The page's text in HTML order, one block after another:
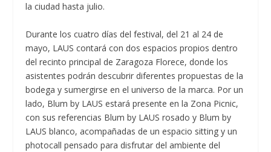
la ciudad hasta julio.
Durante los cuatro días del festival, del 21 al 24 de
mayo, LAUS contará con dos espacios propios dentro
del recinto principal de Zaragoza Florece, donde los
asistentes podrán descubrir diferentes propuestas de la
bodega y sumergirse en el universo de la marca. Por un
lado, Blum by LAUS estará presente en la Zona Picnic,
con sus referencias Blum by LAUS rosado y Blum by
LAUS blanco, acompañadas de un espacio sitting y un
photocall pensado para disfrutar del ambiente del